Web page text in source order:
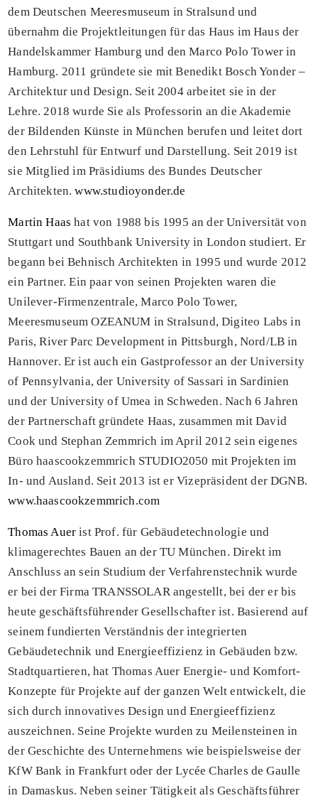
dem Deutschen Meeresmuseum in Stralsund und
übernahm die Projektleitungen für das Haus im Haus der
Handelskammer Hamburg und den Marco Polo Tower in
Hamburg. 2011 gründete sie mit Benedikt Bosch Yonder –
Architektur und Design. Seit 2004 arbeitet sie in der
Lehre. 2018 wurde Sie als Professorin an die Akademie
der Bildenden Künste in München berufen und leitet dort
den Lehrstuhl für Entwurf und Darstellung. Seit 2019 ist
sie Mitglied im Präsidiums des Bundes Deutscher
Architekten.www.studioyonder.de
Martin Haashat von 1988 bis 1995 an der Universität von
Stuttgart und Southbank University in London studiert. Er
begann bei Behnisch Architekten in 1995 und wurde 2012
ein Partner. Ein paar von seinen Projekten waren die
Unilever-Firmenzentrale, Marco Polo Tower,
Meeresmuseum OZEANUM in Stralsund, Digiteo Labs in
Paris, River Parc Development in Pittsburgh, Nord/LB in
Hannover. Er ist auch ein Gastprofessor an der University
of Pennsylvania, der University of Sassari in Sardinien
und der University of Umea in Schweden. Nach 6 Jahren
der Partnerschaft gründete Haas, zusammen mit David
Cook und Stephan Zemmrich im April 2012 sein eigenes
Büro haascookzemmrich STUDIO2050 mit Projekten im
In- und Ausland. Seit 2013 ist er Vizeprӓsident der DGNB.
www.haascookzemmrich.com
Thomas Auerist Prof. für Gebäudetechnologie und
klimagerechtes Bauen an der TU München. Direkt im
Anschluss an sein Studium der Verfahrenstechnik wurde
er bei der Firma TRANSSOLAR angestellt, bei der er bis
heute geschäftsführender Gesellschafter ist. Basierend auf
seinem fundierten Verständnis der integrierten
Gebäudetechnik und Energieeffizienz in Gebäuden bzw.
Stadtquartieren, hat Thomas Auer Energie- und Komfort-
Konzepte für Projekte auf der ganzen Welt entwickelt, die
sich durch innovatives Design und Energieeffizienz
auszeichnen. Seine Projekte wurden zu Meilensteinen in
der Geschichte des Unternehmens wie beispielsweise der
KfW Bank in Frankfurt oder der Lycée Charles de Gaulle
in Damaskus. Neben seiner Tätigkeit als Geschäftsführer